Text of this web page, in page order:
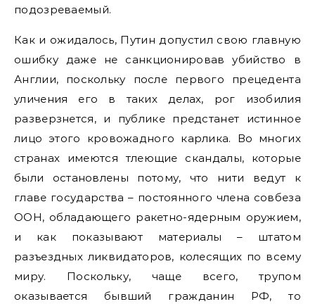
подозреваемый.
Как и ожидалось, Путин допустил свою главную
ошибку даже не санкционировав убийство в
Англии, поскольку после первого прецедента
уличения его в таких делах, рог изобилия
разверзнется, и публике предстанет истинное
лицо этого кровожадного карлика. Во многих
странах имеются тлеющие скандалы, которые
были остановлены потому, что нити ведут к
главе государства – постоянного члена совбеза
ООН, обладающего ракетно-ядерным оружием,
и как показывают материалы – штатом
разъездных ликвидаторов, колесящих по всему
миру. Поскольку, чаще всего, трупом
оказывается бывший гражданин РФ, то